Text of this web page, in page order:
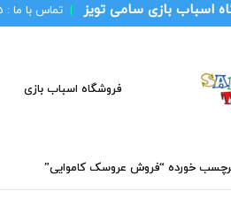
اسباب بازی سامی تویز | تماس با ما :
فروشگاه اسباب بازی
خورده “فروش عروسک کاموایی”